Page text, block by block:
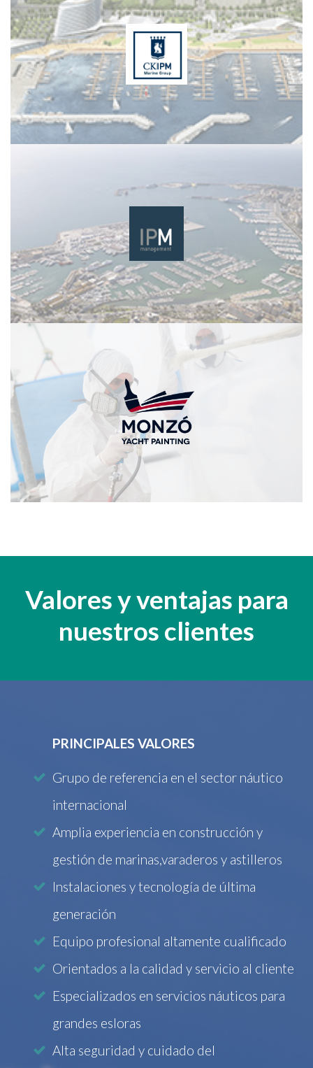
Valores y ventajas para
nuestros clientes
PRINCIPALES VALORES
Grupo de referencia en el sector náutico
internacional
Amplia experiencia en construcción y
gestión de marinas,varaderos y astilleros
Instalaciones y tecnología de última
generación
Equipo profesional altamente cualificado
Orientados a la calidad y servicio al cliente
Especializados en servicios náuticos para
grandes esloras
Alta seguridad y cuidado del